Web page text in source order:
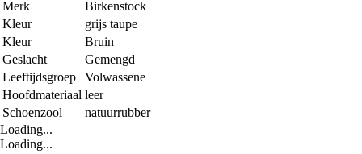
Merk
Birkenstock
Kleur
grijs taupe
Kleur
Bruin
Geslacht
Gemengd
Leeftijdsgroep
Volwassene
Hoofdmateriaal leer
Schoenzool
natuurrubber
Loading...
Loading...